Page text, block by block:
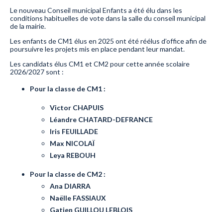
Le nouveau Conseil municipal Enfants a été élu dans les
conditions habituelles de vote dans la salle du conseil municipal
de la mairie.
Les enfants de CM1 élus en 2025 ont été réélus d’office afin de
poursuivre les projets mis en place pendant leur mandat.
Les candidats élus CM1 et CM2 pour cette année scolaire
2026/2027 sont :
Pour la classe de CM1 :
Victor CHAPUIS
Léandre CHATARD-DEFRANCE
Iris FEUILLADE
Max NICOLAÏ
Leya REBOUH
Pour la classe de CM2 :
Ana DIARRA
Naëlle FASSIAUX
Gatien GUILLOU LEBLOIS